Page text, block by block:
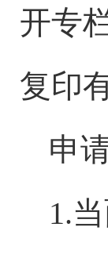
开专
复印
申
1.